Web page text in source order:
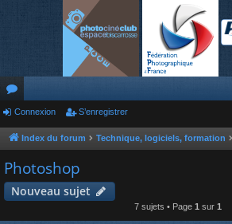
or
u
m
s
Connexion S’enregistrer
Index du forum Technique, logiciels, formation
Photoshop
Nouveau sujet
7 sujets • Page 1 sur 1